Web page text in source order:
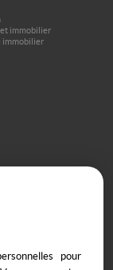
immobilier
immobilier
pour